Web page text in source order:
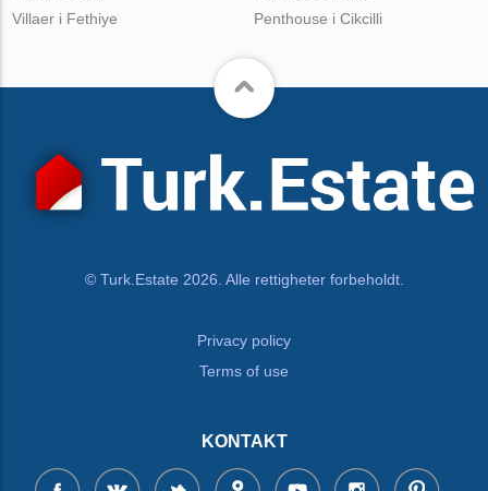
Villaer i Fethiye
Penthouse i Cikcilli
© Turk.Estate 2026. Alle rettigheter forbeholdt.
Privacy policy
Terms of use
KONTAKT